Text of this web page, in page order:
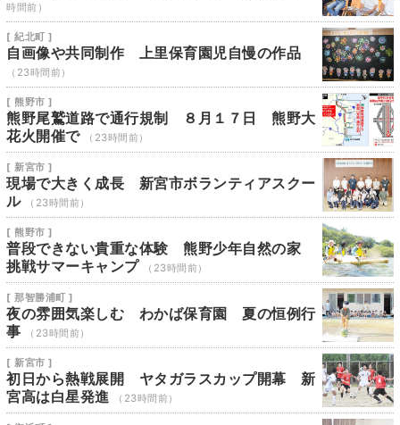
時間前）
[ 紀北町 ]
自画像や共同制作 上里保育園児自慢の作品
（23時間前）
[ 熊野市 ]
熊野尾鷲道路で通行規制 ８月１７日 熊野大
花火開催で
（23時間前）
[ 新宮市 ]
現場で大きく成長 新宮市ボランティアスクー
ル
（23時間前）
[ 熊野市 ]
普段できない貴重な体験 熊野少年自然の家
挑戦サマーキャンプ
（23時間前）
[ 那智勝浦町 ]
夜の雰囲気楽しむ わかば保育園 夏の恒例行
事
（23時間前）
[ 新宮市 ]
初日から熱戦展開 ヤタガラスカップ開幕 新
宮高は白星発進
（23時間前）